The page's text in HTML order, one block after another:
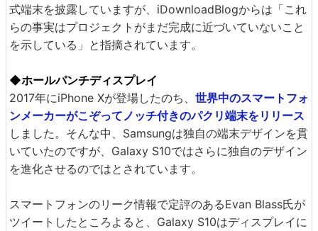
式端末を披露していますが、iDownloadBlogからは「これ
らの事実はプロジェクトがまだ完成に近づいていないこと
を示している」と指摘されています。
◆ホールパンチディスプレイ
2017年にiPhone Xが登場したのち、 世界中のスマートフォ
ンメーカーがこぞってノッチ付きのパクリ端末をリリース
しました。そんな中、Samsungは独自の端末デザインを貫
いていたのですが、Galaxy S10ではさらに独自のデザイン
を進化させるのではとされています。
スマートフォンのリーク情報で定評のあるEvan Blass氏が
ツイートしたところよると、Galaxy S10はディスプレイに